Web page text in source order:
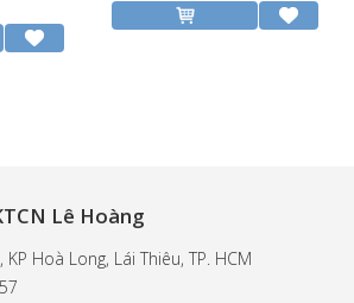
Lê Hoàng
Hoà Long, Lái Thiêu, TP. HCM